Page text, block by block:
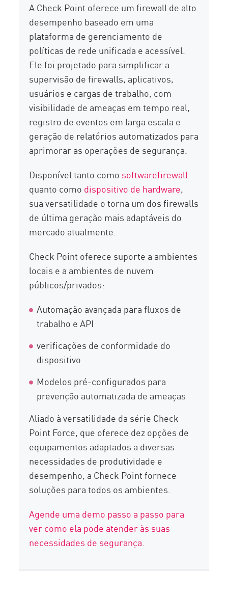
A Check Point oferece um firewall de alto
desempenho baseado em uma
plataforma de gerenciamento de
políticas de rede unificada e acessível.
Ele foi projetado para simplificar a
supervisão de firewalls, aplicativos,
usuários e cargas de trabalho, com
visibilidade de ameaças em tempo real,
registro de eventos em larga escala e
geração de relatórios automatizados para
aprimorar as operações de segurança.
Disponível tanto como softwarefirewall
quanto como dispositivo de hardware,
sua versatilidade o torna um dos firewalls
de última geração mais adaptáveis do
mercado atualmente.
Check Point oferece suporte a ambientes
locais e a ambientes de nuvem
públicos/privados:
Automação avançada para fluxos de
trabalho e API
verificações de conformidade do
dispositivo
Modelos pré-configurados para
prevenção automatizada de ameaças
Aliado à versatilidade da série Check
Point Force, que oferece dez opções de
equipamentos adaptados a diversas
necessidades de produtividade e
desempenho, a Check Point fornece
soluções para todos os ambientes.
Agende uma demo passo a passo para
ver como ela pode atender às suas
necessidades de segurança.